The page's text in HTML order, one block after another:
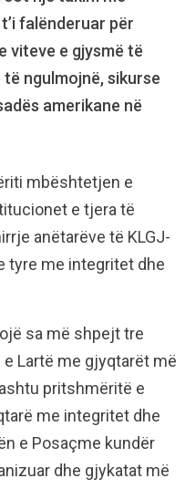
falënderuar për
viteve e gjysmë të
ngulmojnë, sikurse
amerikane në
mbështetjen e
e tjera të
anëtarëve të KLGJ-
tyre me integritet dhe
sa më shpejt tre
Lartë me gjyqtarët më
pritshmëritë e
me integritet dhe
e Posaçme kundër
dhe gjykatat më